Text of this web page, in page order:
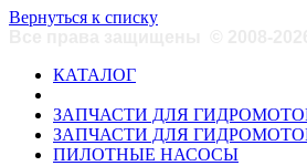
Вернуться к списку
КАТАЛОГ
ЗАПЧАСТИ ДЛЯ
ЗАПЧАСТИ ДЛЯ
ПИЛОТНЫЕ НАСОСЫ